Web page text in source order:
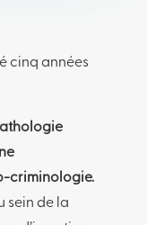
cinq années
criminologie.
sein de la